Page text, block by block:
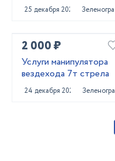
25 декабря 2020 Зеленоград
2 000 ₽
Услуги манипулятора
вездехода 7т стрела
24 декабря 2020 Зеленоград